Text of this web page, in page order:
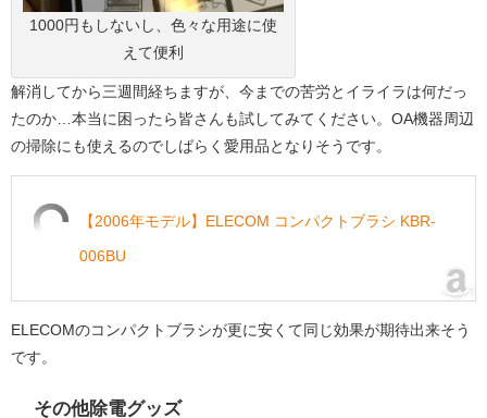
1000円もしないし、色々な用途に使
えて便利
解消してから三週間経ちますが、今までの苦労とイライラは何だっ
たのか…本当に困ったら皆さんも試してみてください。OA機器周辺
の掃除にも使えるのでしばらく愛用品となりそうです。
【2006年モデル】ELECOM コンパクトブラシ KBR-
006BU
ELECOMのコンパクトブラシが更に安くて同じ効果が期待出来そう
です。
その他除電グッズ